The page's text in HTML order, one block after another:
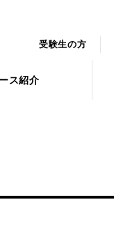
受験生の方
ス紹介